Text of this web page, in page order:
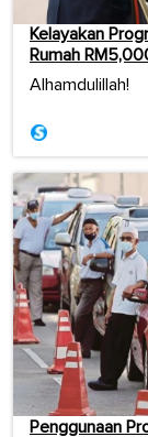
Kelayakan
Rumah
Alhamdulillah!
Penggunaan